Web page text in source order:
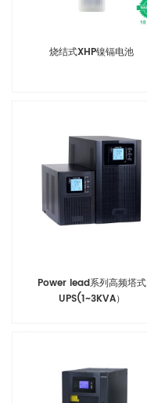
烧结式XHP镍镉电池
Power lead系列高频塔式
UPS(1~3KVA）